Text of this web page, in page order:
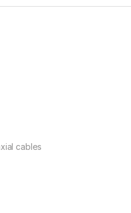
cables